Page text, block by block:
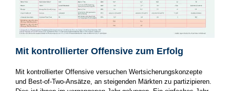
Mit kontrollierter Offensive zum Erfolg
Mit kontrollierter Offensive versuchen Wertsicherungskonzepte
und Best-of-Two-Ansätze, an steigenden Märkten zu partizipieren.